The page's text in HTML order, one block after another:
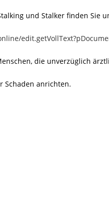
und Stalker finden Sie
die unverzüglich
Schaden anrichten.